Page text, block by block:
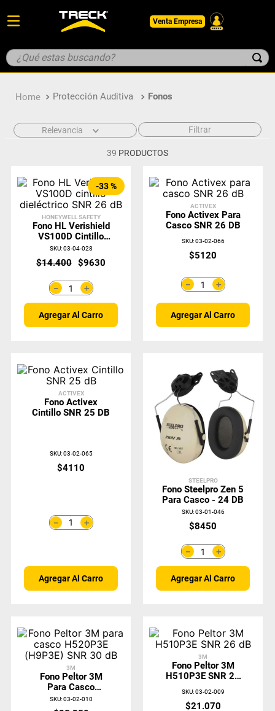
Venta Empresa
¿Qué estas buscando?
Protección Auditiva Fonos
Relevancia Filtrar
39 PRODUCTOS
-33 %
HONEYWELL SAFETY
Fono HL Verishield
VS100D Cintillo
Dieléctrico SNR 26
DB
SKU:03-04-028
$14.400 $9630
＋
－
Agregar Al Carro
ACTIVEX
Fono Activex Para
Casco SNR 26 DB
SKU:03-02-066
$5120
＋
－
Agregar Al Carro
ACTIVEX
Fono Activex
Cintillo SNR 25 DB
SKU:03-02-065
$4110
＋
－
Agregar Al Carro
STEELPRO
Fono Steelpro Zen 5
Para Casco - 24 DB
SKU:03-01-046
$8450
＋
－
Agregar Al Carro
3M
Fono Peltor 3M
Para Casco
H520P3E (H9P3E)
SNR 30 DB
SKU:03-02-010
3M
Fono Peltor 3M
H510P3E SNR 26
SKU:03-02-009
$21 .070
1. botin
5 . casco